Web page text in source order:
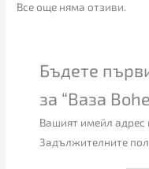
Все още няма отзиви.
Бъдете
за “Ваза
Вашият имейл адрес
Задължителните